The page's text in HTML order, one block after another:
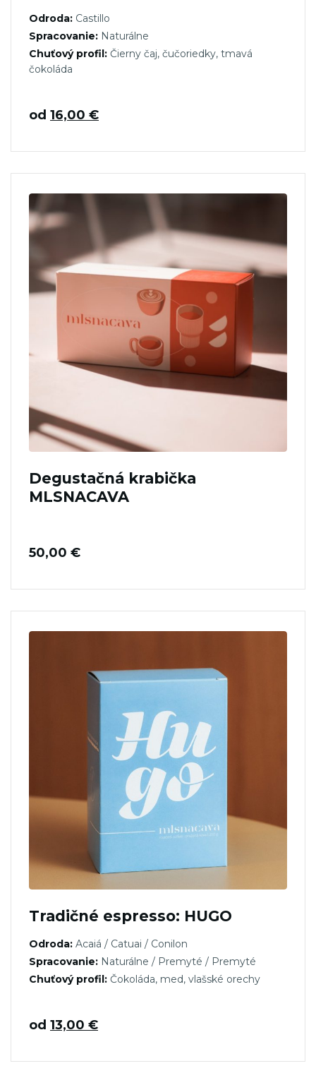
Odroda: Castillo
Spracovanie: Naturálne
Chuťový profil: Čierny čaj, čučoriedky, tmavá
čokoláda
od 16,00 €
Degustačná krabička
MLSNACAVA
50,00 €
Tradičné espresso: HUGO
Odroda: Acaiá / Catuai / Conilon
Spracovanie: Naturálne / Premyté / Premyté
Chuťový profil: Čokoláda, med, vlašské orechy
od 13,00 €